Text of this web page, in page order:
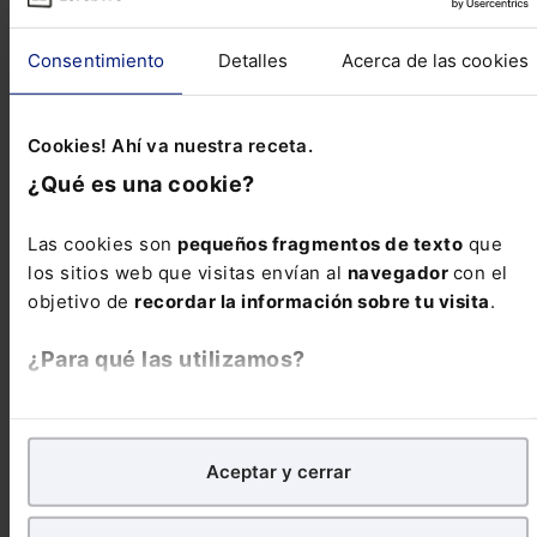
Consentimiento Detalles Acerca de las cookies
Cookies! Ahí va nuestra receta.
¿Qué es una cookie?
Las cookies son pequeños fragmentos de texto que
los sitios web que visitas envían al navegador con el
objetivo de recordar la información sobre tu visita.
¿Para qué las utilizamos?
analíticospara tratar demejorar tu experienciaen
nuestra página web. También con fines publicitarios,
para poder mostrarte publicidad y contenidos de tu
Aceptar y cerrar
Medidas administrativas y tributarias de
Castilla-La Mancha
Medidas urbanísticas para favorecer la
reconstrucción de municipios afectados por la
dana en la Comunidad Valenciana
Reseñas de jurisprudencia